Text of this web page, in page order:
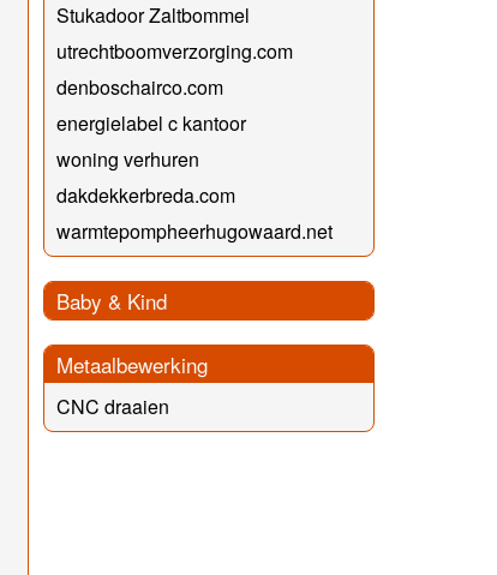
Stukadoor Zaltbommel
utrechtboomverzorging.com
denboschairco.com
energielabel c kantoor
woning verhuren
dakdekkerbreda.com
warmtepompheerhugowaard.net
Baby & Kind
Metaalbewerking
CNC draaien